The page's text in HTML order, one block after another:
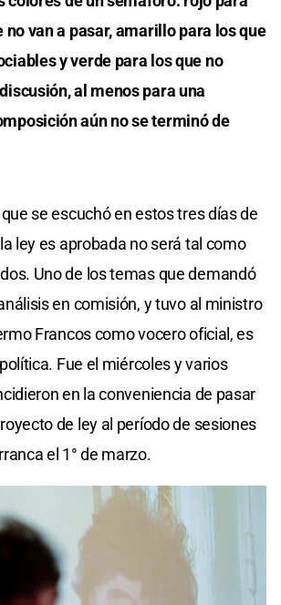
no van a pasar, amarillo para los que
y verde para los que no
al menos para una
aún no se terminó de
se escuchó en estos tres días de
ley es aprobada no será tal como
Uno de los temas que demandó
en comisión, y tuvo al ministro
Francos como vocero oficial, es
Fue el miércoles y varios
en la conveniencia de pasar
de ley al período de sesiones
el 1° de marzo.